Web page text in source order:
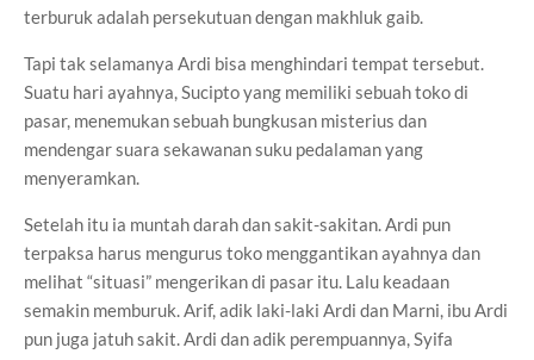
terburuk adalah persekutuan dengan makhluk gaib.
Tapi tak selamanya Ardi bisa menghindari tempat tersebut.
Suatu hari ayahnya, Sucipto yang memiliki sebuah toko di
pasar, menemukan sebuah bungkusan misterius dan
mendengar suara sekawanan suku pedalaman yang
menyeramkan.
Setelah itu ia muntah darah dan sakit-sakitan. Ardi pun
terpaksa harus mengurus toko menggantikan ayahnya dan
melihat “situasi” mengerikan di pasar itu. Lalu keadaan
semakin memburuk. Arif, adik laki-laki Ardi dan Marni, ibu Ardi
pun juga jatuh sakit. Ardi dan adik perempuannya, Syifa